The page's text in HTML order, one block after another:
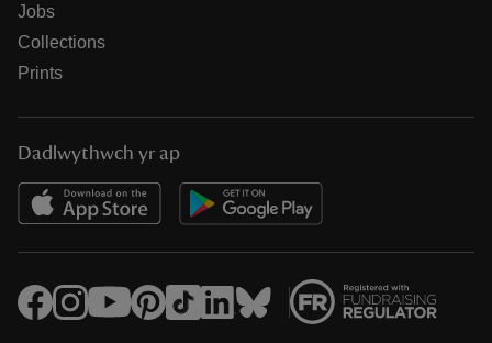
Jobs
Collections
Prints
Dadlwythwch yr ap